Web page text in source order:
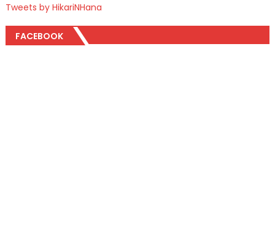
Tweets by HikariNHana
FACEBOOK